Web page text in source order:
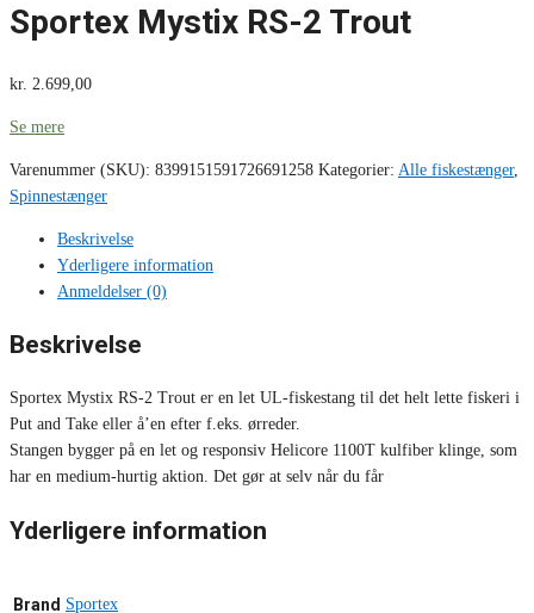
Sportex Mystix RS-2 Trout
kr. 2.699,00
Se mere
Varenummer (SKU): 8399151591726691258 Kategorier: Alle fiskestænger,
Spinnestænger
Beskrivelse
Yderligere information
Anmeldelser (0)
Beskrivelse
Sportex Mystix RS-2 Trout er en let UL-fiskestang til det helt lette fiskeri i
Put and Take eller å’en efter f.eks. ørreder.
Stangen bygger på en let og responsiv Helicore 1100T kulfiber klinge, som
har en medium-hurtig aktion. Det gør at selv når du får
Yderligere information
Brand Sportex